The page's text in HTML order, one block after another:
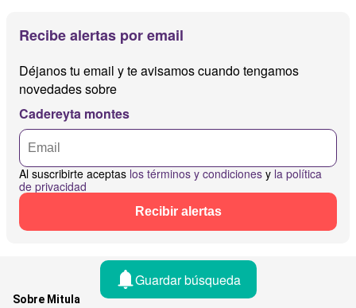
Recibe alertas por email
Déjanos tu email y te avisamos cuando tengamos
novedades sobre
Cadereyta montes
Al suscribirte aceptas los términos y condiciones y la política
de privacidad
Recibir alertas
Guardar búsqueda
Sobre Mitula